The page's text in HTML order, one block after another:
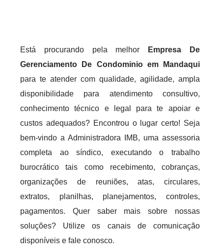
Está procurando pela melhor
Empresa De
Gerenciamento De Condominio em Mandaqui
para te atender com qualidade, agilidade, ampla
disponibilidade para atendimento consultivo,
conhecimento técnico e legal para te apoiar e
custos adequados? Encontrou o lugar certo! Seja
bem-vindo a Administradora IMB, uma assessoria
completa ao síndico, executando o trabalho
burocrático tais como recebimento, cobranças,
organizações de reuniões, atas, circulares,
extratos, planilhas, planejamentos, controles,
pagamentos. Quer saber mais sobre nossas
soluções? Utilize os canais de comunicação
disponíveis e fale conosco.